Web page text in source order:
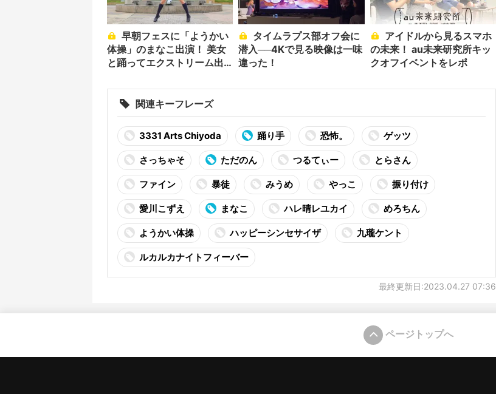
体操」のまなこ出演！ 美女
と踊ってエクストリーム出
潜入──4Kで見る映像は一味
違った！
の未来！ au未来研究所キッ
クオフイベントをレポ
関連キーフレーズ
3331 Arts Chiyoda 踊り手 恐怖。 ゲッツ
さっちゃそ ただのん つるてぃー とらさん
ファイン 暴徒 みうめ やっこ 振り付け
愛川こずえ まなこ ハレ晴レユカイ めろちん
ようかい体操 ハッピーシンセサイザ 九瓏ケント
ルカルカナイトフィーバー
最終更新日:2023.04.27 07:36
ページトップへ